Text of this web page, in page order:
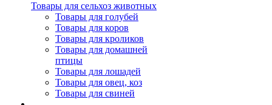
Товары для сельхоз животных
Товары для голубей
Товары для коров
Товары для кроликов
Товары для домашней
птицы
Товары для лошадей
Товары для овец, коз
Товары для свиней